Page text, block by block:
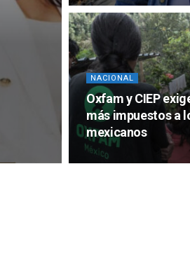
NACIONAL
Oxfam y CIEP
más impuestos a
mexicanos